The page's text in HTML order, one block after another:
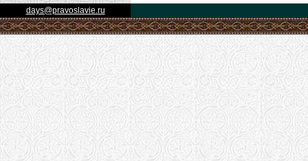
days@pravoslavie.ru